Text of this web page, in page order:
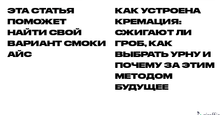
ЭТА СТАТЬЯ
ПОМОЖЕТ
НАЙТИ СВОЙ
ВАРИАНТ СМОКИ
АЙС
КАК УСТРОЕНА
КРЕМАЦИЯ:
СЖИГАЮТ ЛИ
ГРОБ, КАК
ВЫБРАТЬ УРНУ И
ПОЧЕМУ ЗА ЭТИМ
МЕТОДОМ
БУДУЩЕЕ